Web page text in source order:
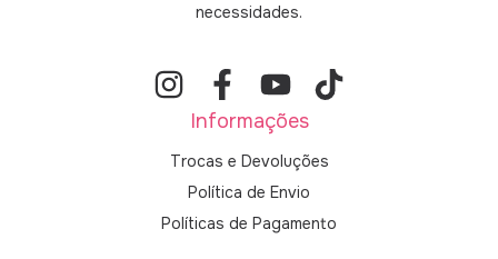
necessidades.
Informações
Trocas e Devoluções
Política de Envio
Políticas de Pagamento